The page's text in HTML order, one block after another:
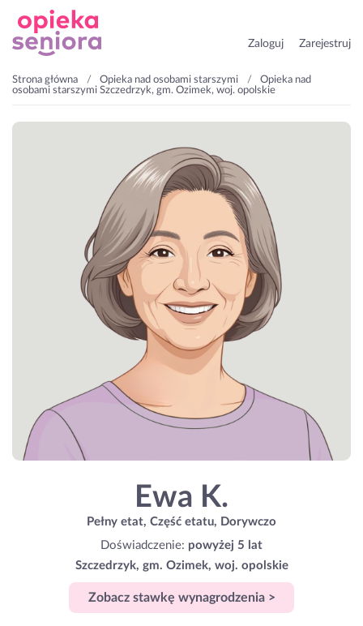
Zaloguj Zarejestruj
Strona główna Opieka nad osobami starszymi
Opieka nad
osobami starszymi Szczedrzyk, gm. Ozimek, woj. opolskie
Ewa K.
Pełny etat, Część etatu, Dorywczo
Doświadczenie: powyżej 5 lat
Szczedrzyk, gm. Ozimek, woj. opolskie
Zobacz stawkę wynagrodzenia >